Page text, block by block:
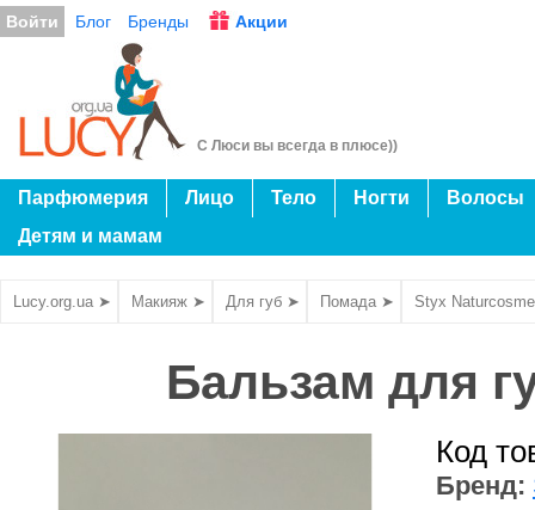
Войти Блог Бренды Акции
С Люси вы всегда в плюсе))
Парфюмерия Лицо Тело Ногти
Волосы
Детям и мамам
Lucy.org.ua ➤ Макияж ➤ Для губ ➤ Помада ➤ Styx
Бальзам для
Код
Бренд: